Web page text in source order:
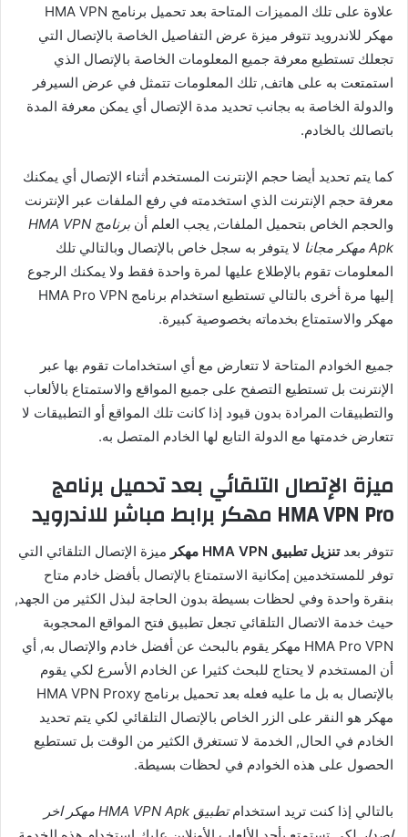
علاوة على تلك المميزات المتاحة بعد تحميل برنامج HMA VPN
مهكر للاندرويد تتوفر ميزة عرض التفاصيل الخاصة بالإتصال التي
تجعلك تستطيع معرفة جميع المعلومات الخاصة بالإتصال الذي
استمتعت به على هاتف, تلك المعلومات تتمثل في عرض السيرفر
والدولة الخاصة به بجانب تحديد مدة الإتصال أي يمكن معرفة المدة
باتصالك بالخادم.
كما يتم تحديد أيضا حجم الإنترنت المستخدم أثناء الإتصال أي يمكنك
معرفة حجم الإنترنت الذي استخدمته في رفع الملفات عبر الإنترنت
والحجم الخاص بتحميل الملفات, يجب العلم أن
برنامج HMA VPN
Apk مهكر مجانا
لا يتوفر به سجل خاص بالإتصال وبالتالي تلك
المعلومات تقوم بالإطلاع عليها لمرة واحدة فقط ولا يمكنك الرجوع
إليها مرة أخرى بالتالي تستطيع استخدام برنامج HMA Pro VPN
مهكر والاستمتاع بخدماته بخصوصية كبيرة.
جميع الخوادم المتاحة لا تتعارض مع أي استخدامات تقوم بها عبر
الإنترنت بل تستطيع التصفح على جميع المواقع والاستمتاع بالألعاب
والتطبيقات المرادة بدون قيود إذا كانت تلك المواقع أو التطبيقات لا
تتعارض خدمتها مع الدولة التابع لها الخادم المتصل به.
ميزة الإتصال التلقائي بعد تحميل برنامج
HMA VPN Pro مهكر برابط مباشر للاندرويد
تتوفر بعدتنزيل تطبيق HMA VPN مهكر
ميزة الإتصال التلقائي التي
توفر للمستخدمين إمكانية الاستمتاع بالإتصال بأفضل خادم متاح
بنقرة واحدة وفي لحظات بسيطة بدون الحاجة لبذل الكثير من الجهد,
حيث خدمة الاتصال التلقائي تجعل تطبيق فتح المواقع المحجوبة
HMA Pro VPN مهكر يقوم بالبحث عن أفضل خادم والإتصال به, أي
أن المستخدم لا يحتاج للبحث كثيرا عن الخادم الأسرع لكي يقوم
بالإتصال به بل ما عليه فعله بعد تحميل برنامج HMA VPN Proxy
مهكر هو النقر على الزر الخاص بالإتصال التلقائي لكي يتم تحديد
الخادم في الحال, الخدمة لا تستغرق الكثير من الوقت بل تستطيع
الحصول على هذه الخوادم في لحظات بسيطة.
بالتالي إذا كنت تريد استخدام
تطبيق HMA VPN Apk مهكر اخر